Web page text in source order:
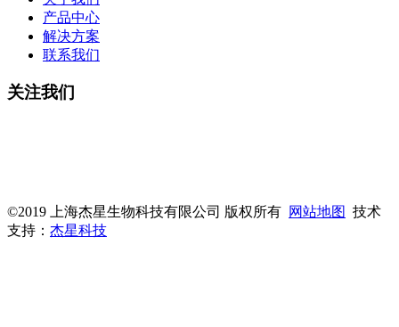
产品中心
解决方案
联系我们
关注我们
©2019 上海杰星生物科技有限公司 版权所有 网站地图 技术
支持： 杰星科技